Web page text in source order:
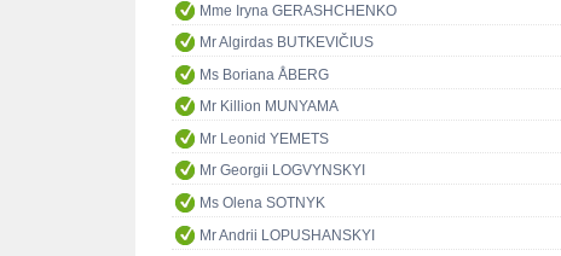
Mme Iryna GERASHCHENKO
Mr Algirdas BUTKEVIČIUS
Ms Boriana ÅBERG
Mr Killion MUNYAMA
Mr Leonid YEMETS
Mr Georgii LOGVYNSKYI
Ms Olena SOTNYK
Mr Andrii LOPUSHANSKYI